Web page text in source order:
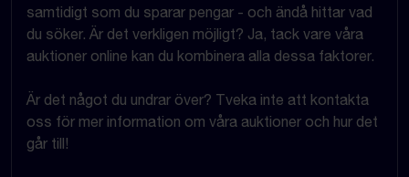
samtidigt som du sparar pengar - och ändå hittar vad
du söker. Är det verkligen möjligt? Ja, tack vare våra
auktioner online kan du kombinera alla dessa faktorer.
Är det något du undrar över? Tveka inte att kontakta
oss för mer information om våra auktioner och hur det
går till!